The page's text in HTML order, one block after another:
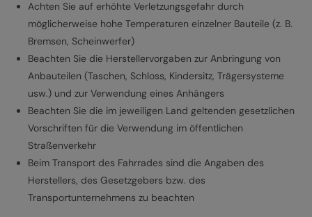
Achten Sie auf erhöhte Verletzungsgefahr durch
möglicherweise hohe Temperaturen einzelner Bauteile (z. B.
Bremsen, Scheinwerfer)
Beachten Sie die Herstellervorgaben zur Anbringung von
Anbauteilen (Taschen, Schloss, Kindersitz, Trägersysteme
usw.) und zur Verwendung eines Anhängers
Beachten Sie die im jeweiligen Land geltenden gesetzlichen
Vorschriften für die Verwendung im öffentlichen
Straßenverkehr
Beim Transport des Fahrrades sind die Angaben des
Herstellers, des Gesetzgebers bzw. des
Transportunternehmens zu beachten